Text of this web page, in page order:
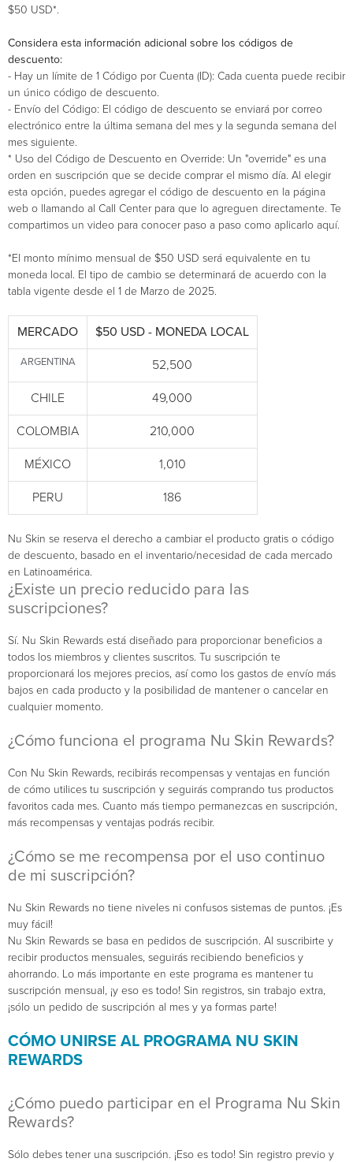
$50 USD*.
Considera esta información adicional sobre los códigos de
descuento:
- Hay un límite de 1 Código por Cuenta (ID): Cada cuenta puede recibir
un único código de descuento.
- Envío del Código: El código de descuento se enviará por correo
electrónico entre la última semana del mes y la segunda semana del
mes siguiente.
* Uso del Código de Descuento en Override: Un "override" es una
orden en suscripción que se decide comprar el mismo día. Al elegir
esta opción, puedes agregar el código de descuento en la página
web o llamando al Call Center para que lo agreguen directamente. Te
compartimos un video para conocer paso a paso como aplicarlo aquí.
*El monto mínimo mensual de $50 USD será equivalente en tu
moneda local. El tipo de cambio se determinará de acuerdo con la
tabla vigente desde el 1 de Marzo de 2025.
MERCADO $50 USD - MONEDA LOCAL
ARGENTINA 52,500
CHILE 49,000
COLOMBIA 210,000
MÉXICO 1,010
PERU 186
Nu Skin se reserva el derecho a cambiar el producto gratis o código
de descuento, basado en el inventario/necesidad de cada mercado
en Latinoamérica.
¿Existe un precio reducido para las
suscripciones?
Sí. Nu Skin Rewards está diseñado para proporcionar beneficios a
todos los miembros y clientes suscritos. Tu suscripción te
proporcionará los mejores precios, así como los gastos de envío más
bajos en cada producto y la posibilidad de mantener o cancelar en
cualquier momento.
¿Cómo funciona el programa Nu Skin Rewards?
Con Nu Skin Rewards, recibirás recompensas y ventajas en función
de cómo utilices tu suscripción y seguirás comprando tus productos
favoritos cada mes. Cuanto más tiempo permanezcas en suscripción,
más recompensas y ventajas podrás recibir.
¿Cómo se me recompensa por el uso continuo
de mi suscripción?
Nu Skin Rewards no tiene niveles ni confusos sistemas de puntos. ¡Es
muy fácil!
Nu Skin Rewards se basa en pedidos de suscripción. Al suscribirte y
recibir productos mensuales, seguirás recibiendo beneficios y
ahorrando. Lo más importante en este programa es mantener tu
suscripción mensual, ¡y eso es todo! Sin registros, sin trabajo extra,
¡sólo un pedido de suscripción al mes y ya formas parte!
CÓMO UNIRSE AL PROGRAMA NU SKIN
REWARDS
¿Cómo puedo participar en el Programa Nu Skin
Rewards?
Sólo debes tener una suscripción. ¡Eso es todo! Sin registro previo y